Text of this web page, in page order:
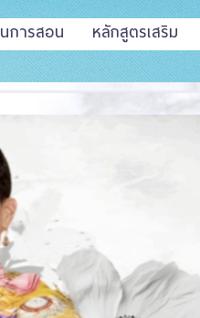
การสอน หลักสูตรเสริม